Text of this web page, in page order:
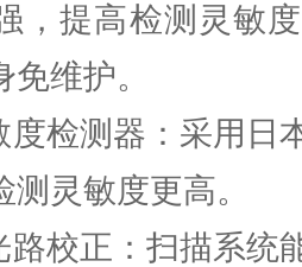
，提高检测灵敏
维护。
测器：采用日
灵敏度更高。
正：扫描系统